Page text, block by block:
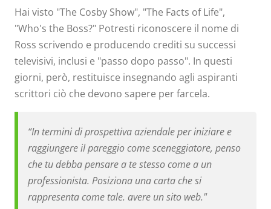
Hai visto "The Cosby Show", "The Facts of Life",
"Who's the Boss?" Potresti riconoscere il nome di
Ross scrivendo e producendo crediti su successi
televisivi, inclusi e "passo dopo passo". In questi
giorni, però, restituisce insegnando agli aspiranti
scrittori ciò che devono sapere per farcela.
“In termini di prospettiva aziendale per iniziare e
raggiungere il pareggio come sceneggiatore, penso
che tu debba pensare a te stesso come a un
professionista. Posiziona una carta che si
rappresenta come tale. avere un sito web."